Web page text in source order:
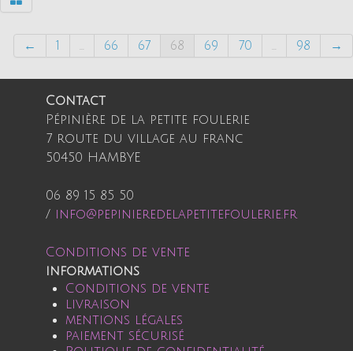
← 1 ... 66 67 68 69 70 ... 98 →
Contact
Pépinière de la petite foulerie
7 route du village au franc
50450 HAMBYE
06 89 15 85 50
/ info@pepinieredelapetitefoulerie.fr
Conditions de vente
informations
Conditions de vente
livraison
mentions légales
paiement sécurisé